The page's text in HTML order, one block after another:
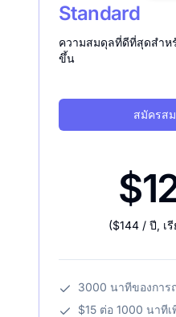
Standard
ความสมดุลที่ดีที่สุดสำห
ขึ้น
สมัครส
($144 / ปี, เ
3000 นาทีของการ
$15 ต่อ 1000 นาทีเ